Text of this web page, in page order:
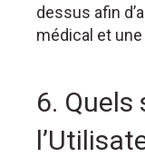
dessus afin
médical et
6.